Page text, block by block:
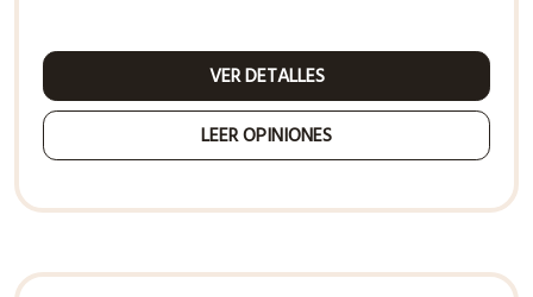
VER DETALLES
LEER OPINIONES